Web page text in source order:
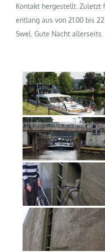
Kontakt hergestellt. Zuletzt
entlang aus von 21.00 bis
Swel. Gute Nacht allerseits.